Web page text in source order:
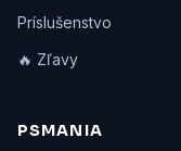
Príslušenstvo
🔥 Zľavy
PSMANIA